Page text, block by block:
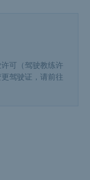
可（驾驶教练许
驾驶证，请前往